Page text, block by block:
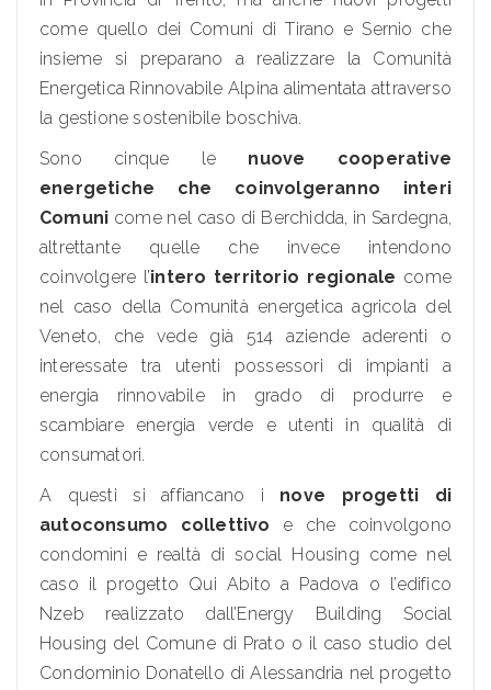
come quello dei Comuni di Tirano e Sernio che
insieme si preparano a realizzare la Comunità
Energetica Rinnovabile Alpina alimentata attraverso
la gestione sostenibile boschiva.
Sono cinque le nuove cooperative
energetiche che coinvolgeranno interi
Comuni come nel caso di Berchidda, in Sardegna,
altrettante quelle che invece intendono
coinvolgere l’intero territorio regionale come
nel caso della Comunità energetica agricola del
Veneto, che vede già 514 aziende aderenti o
interessate tra utenti possessori di impianti a
energia rinnovabile in grado di produrre e
scambiare energia verde e utenti in qualità di
consumatori.
A questi si affiancano i nove
progetti di
autoconsumo collettivo e che coinvolgono
condomìni e realtà di social Housing come nel
caso il progetto Qui Abito a Padova o l’edifico
Nzeb realizzato dall’Energy Building Social
Housing del Comune di Prato o il caso studio del
Condominio Donatello di Alessandria nel progetto